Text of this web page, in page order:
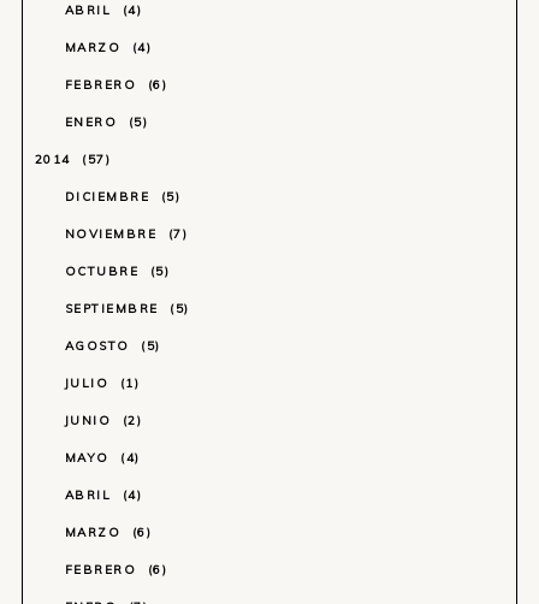
ABRIL 4
MARZO 4
FEBRERO 6
ENERO 5
2014 57
DICIEMBRE 5
NOVIEMBRE 7
OCTUBRE 5
SEPTIEMBRE 5
AGOSTO 5
JULIO 1
JUNIO 2
MAYO 4
ABRIL 4
MARZO 6
FEBRERO 6